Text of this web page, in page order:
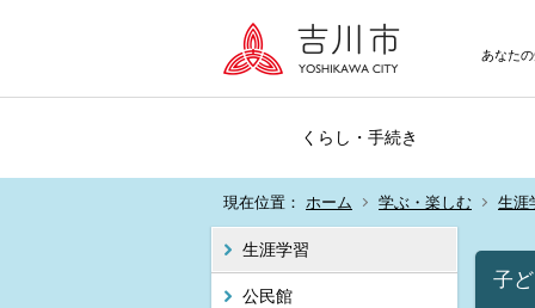
あなた
くらし・手続き
現在位置： ホーム 学ぶ・楽しむ 生涯
生涯学習
公民館
子